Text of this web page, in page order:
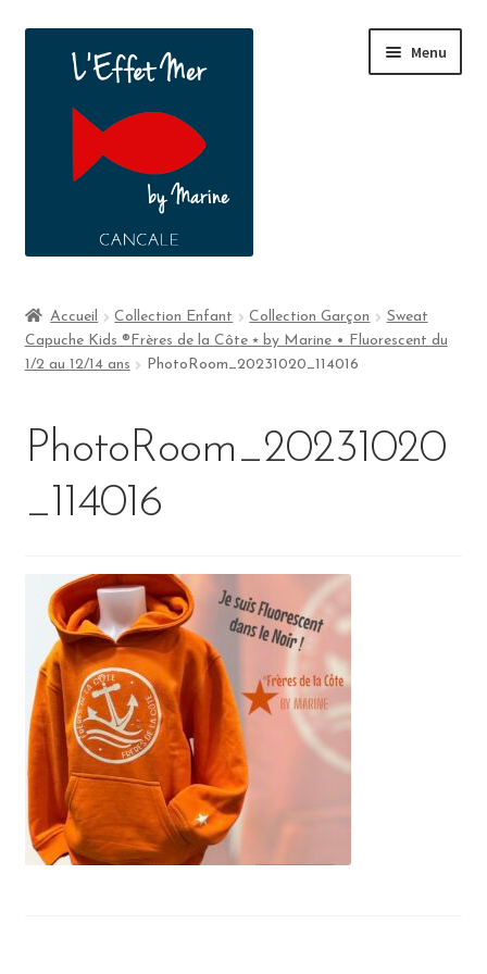
Menu
A propos
Accueil Collection Enfant Collection Garçon
Sweat
Capuche Kids ®Frères de la Côte ⭑ by Marine • Fluorescent du
1/2 au 12/14 ans
PhotoRoom_20231020_114016
PhotoRoom_20231020
_114016